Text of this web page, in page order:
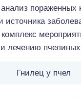
пораженных
источника
лечению
Гнилец у пчел